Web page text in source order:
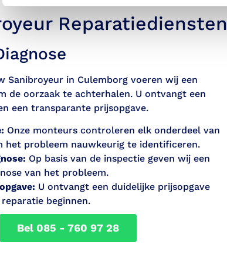
Reparatiediensten
Sanibroyeur in Culemborg voeren wij een
de oorzaak te achterhalen. U ontvangt een
een transparante prijsopgave.
Onze monteurs controleren elk onderdeel van
het probleem nauwkeurig te identificeren.
Op basis van de inspectie geven wij een
van het probleem.
U ontvangt een duidelijke prijsopgave
beginnen.
Bel 085 - 760 97 28